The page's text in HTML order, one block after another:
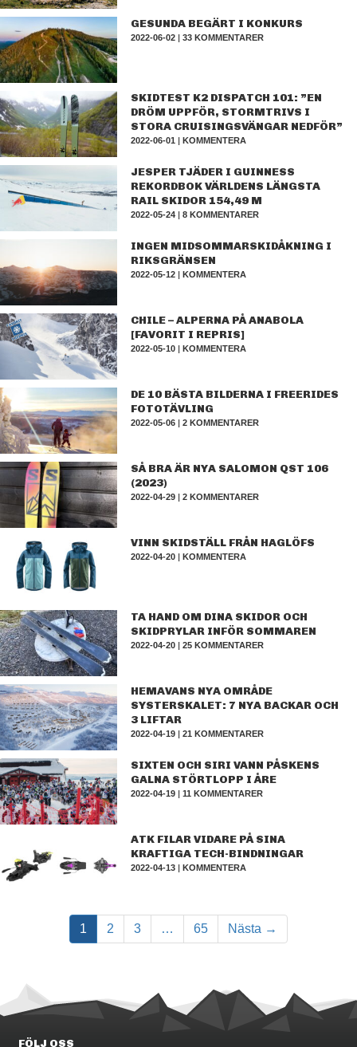
GESUNDA BEGÄRT I KONKURS
2022-06-02 |33 KOMMENTARER
SKIDTEST K2 DISPATCH 101: ”EN
DRÖM UPPFÖR, STORMTRIVS I
STORA CRUISINGSVÄNGAR NEDFÖR”
2022-06-01 |KOMMENTERA
JESPER TJÄDER I GUINNESS
REKORDBOK VÄRLDENS LÄNGSTA
RAIL SKIDOR 154,49 M
2022-05-24 |8 KOMMENTARER
INGEN MIDSOMMARSKIDÅKNING I
RIKSGRÄNSEN
2022-05-12 |KOMMENTERA
CHILE – ALPERNA PÅ ANABOLA
[FAVORIT I REPRIS]
2022-05-10 |KOMMENTERA
DE 10 BÄSTA BILDERNA I FREERIDES
FOTOTÄVLING
2022-05-06 |2 KOMMENTARER
SÅ BRA ÄR NYA SALOMON QST 106
(2023)
2022-04-29 |2 KOMMENTARER
VINN SKIDSTÄLL FRÅN HAGLÖFS
2022-04-20 |KOMMENTERA
TA HAND OM DINA SKIDOR OCH
SKIDPRYLAR INFÖR SOMMAREN
2022-04-20 |25 KOMMENTARER
HEMAVANS NYA OMRÅDE
SYSTERSKALET: 7 NYA BACKAR OCH
3 LIFTAR
2022-04-19 |21 KOMMENTARER
SIXTEN OCH SIRI VANN PÅSKENS
GALNA STÖRTLOPP I ÅRE
2022-04-19 |11 KOMMENTARER
ATK FILAR VIDARE PÅ SINA
KRAFTIGA TECH-BINDNINGAR
2022-04-13 |KOMMENTERA
1 2 3 … 65 Nästa →
FÖLJ OSS